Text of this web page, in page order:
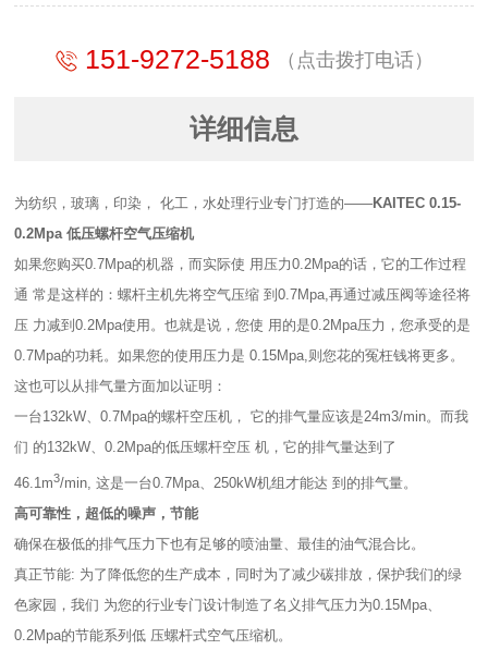
151-9272-5188 （点击拨打电话）
详细信息
为纺织，玻璃，印染， 化工，水处理行业专门打造的——KAITEC 0.15-
0.2Mpa 低压螺杆空气压缩机
如果您购买0.7Mpa的机器，而实际使 用压力0.2Mpa的话，它的工作过程
通 常是这样的：螺杆主机先将空气压缩 到0.7Mpa,再通过减压阀等途径将
压 力减到0.2Mpa使用。也就是说，您使 用的是0.2Mpa压力，您承受的是
0.7Mpa的功耗。如果您的使用压力是 0.15Mpa,则您花的冤枉钱将更多。
这也可以从排气量方面加以证明：
一台132kW、0.7Mpa的螺杆空压机， 它的排气量应该是24m3/min。而我
们 的132kW、0.2Mpa的低压螺杆空压 机，它的排气量达到了
46.1m3/min, 这是一台0.7Mpa、250kW机组才能达 到的排气量。
高可靠性，超低的噪声，节能
确保在极低的排气压力下也有足够的喷油量、最佳的油气混合比。
真正节能: 为了降低您的生产成本，同时为了减少碳排放，保护我们的绿
色家园，我们 为您的行业专门设计制造了名义排气压力为0.15Mpa、
0.2Mpa的节能系列低 压螺杆式空气压缩机。